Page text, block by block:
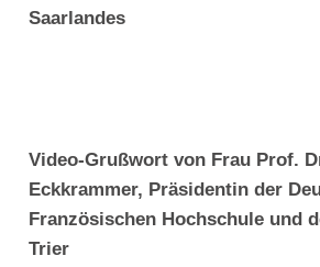
Saarlandes
Video-Grußwort von Frau Prof.
Eckkrammer, Präsidentin der
Französischen Hochschule und
Trier